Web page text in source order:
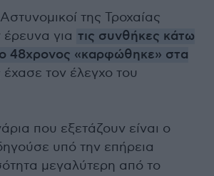
της Τροχαίας
έρευνα για τις συνθήκες κάτω
ο 48χρονος «καρφώθηκε» στα
έχασε τον έλεγχο του
που εξετάζουν είναι ο
υπό την επήρεια
μεγαλύτερη από το